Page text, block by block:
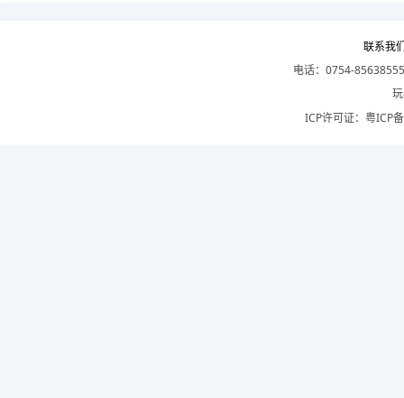
联系我
电话：0754-
ICP许可证： 粤ICP